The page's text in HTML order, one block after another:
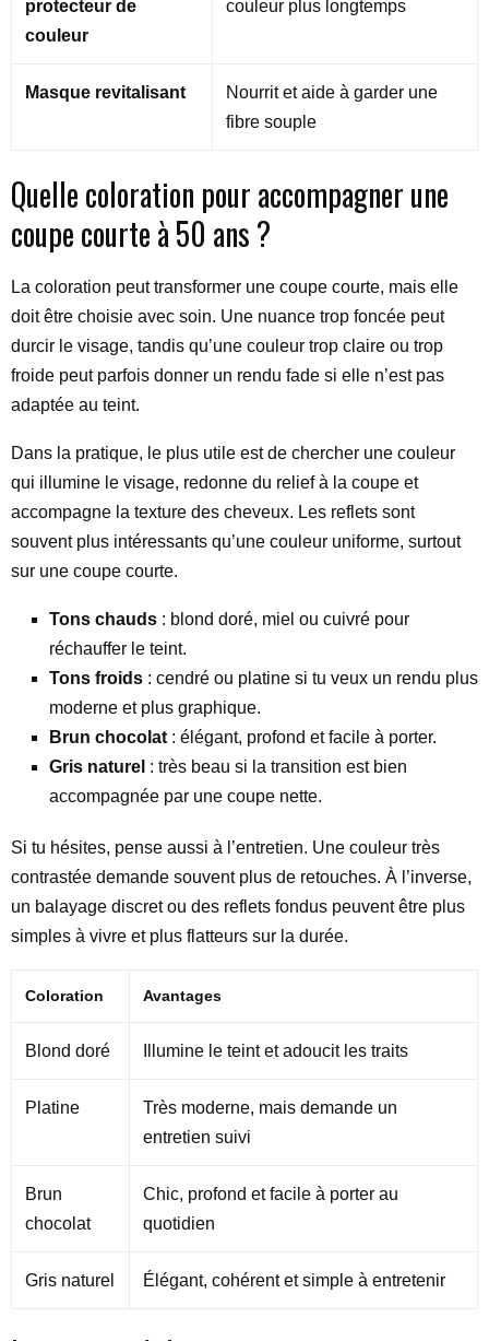
protecteur de
couleur
couleur plus longtemps
Masque revitalisant
Nourrit et aide à garder une
fibre souple
Quelle coloration pour accompagner une
coupe courte à 50 ans ?
La coloration peut transformer une coupe courte, mais elle
doit être choisie avec soin. Une nuance trop foncée peut
durcir le visage, tandis qu’une couleur trop claire ou trop
froide peut parfois donner un rendu fade si elle n’est pas
adaptée au teint.
Dans la pratique, le plus utile est de chercher une couleur
qui illumine le visage, redonne du relief à la coupe et
accompagne la texture des cheveux. Les reflets sont
souvent plus intéressants qu’une couleur uniforme, surtout
sur une coupe courte.
Tons chauds : blond doré, miel ou cuivré pour
réchauffer le teint.
Tons froids : cendré ou platine si tu veux un rendu plus
moderne et plus graphique.
Brun chocolat : élégant, profond et facile à porter.
Gris naturel : très beau si la transition est bien
accompagnée par une coupe nette.
Si tu hésites, pense aussi à l’entretien. Une couleur très
contrastée demande souvent plus de retouches. À l’inverse,
un balayage discret ou des reflets fondus peuvent être plus
simples à vivre et plus flatteurs sur la durée.
Coloration Avantages
Blond doré Illumine le teint et adoucit les traits
Platine
Très moderne, mais demande un
entretien suivi
Brun
chocolat
Chic, profond et facile à porter au
quotidien
Gris naturel Élégant, cohérent et simple à entretenir